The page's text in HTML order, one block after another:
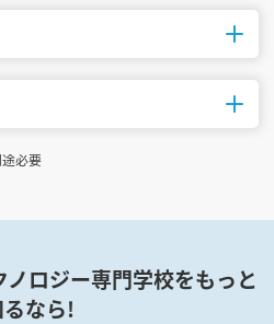
必要
ロジー専門学校をもっと
なら!